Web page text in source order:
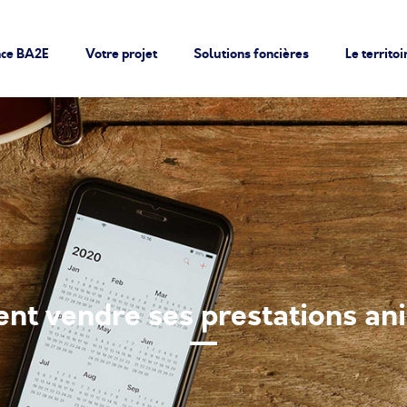
BA2E Votre projet Solutions foncières Le
vendre ses prestations